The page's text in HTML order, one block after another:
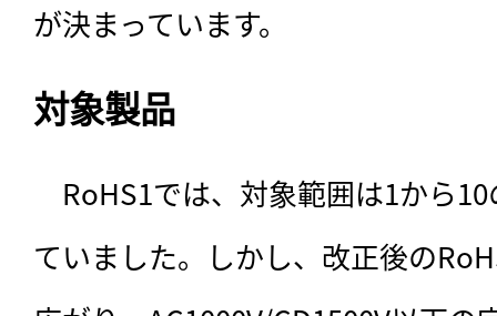
が決まっています。
対象製品
RoHS1では、対象範囲は1から
ていました。しかし、改正後の